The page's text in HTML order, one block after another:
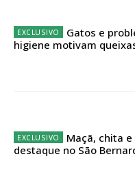
Edição em
Acesso ao
Acesso aos
Gatos e
higiene motivam
Maçã, chita
destaque no São